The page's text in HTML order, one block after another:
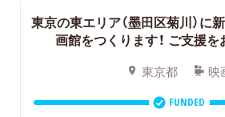
東京の東エリア（墨田区菊川）に
画館をつくります！ ご支援を
東京都 映
FUNDED